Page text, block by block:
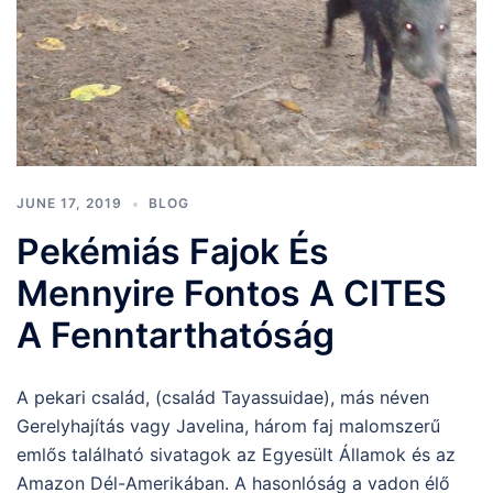
JUNE 17, 2019 BLOG
Pekémiás Fajok És
Mennyire Fontos A CITES
A Fenntarthatóság
A pekari család, (család Tayassuidae), más néven
Gerelyhajítás vagy Javelina, három faj malomszerű
emlős található sivatagok az Egyesült Államok és az
Amazon Dél-Amerikában. A hasonlóság a vadon élő